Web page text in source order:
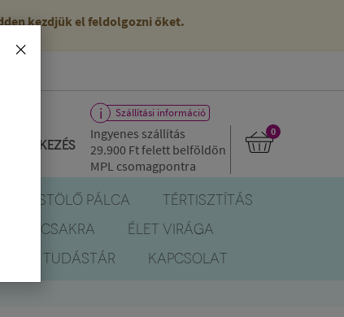
kezdjük el feldolgozni őket.
Szállítási információ
Ingyenes szállítás
29.900 Ftfelett belföldön
MPL csomagpontra
0
FÜSTÖLŐ PÁLCA
TÉRTISZTÍTÁS
CSAKRA
ÉLET VIRÁGA
TUDÁSTÁR KAPCSOLAT
×